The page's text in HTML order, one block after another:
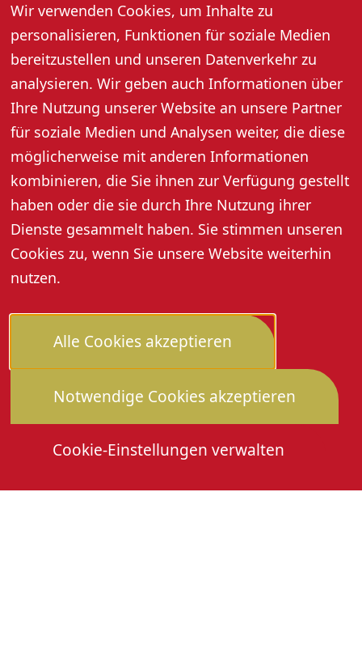
Wir verwenden Cookies, um Inhalte zu
personalisieren, Funktionen für soziale Medien
bereitzustellen und unseren Datenverkehr zu
analysieren. Wir geben auch Informationen über
Ihre Nutzung unserer Website an unsere Partner
für soziale Medien und Analysen weiter, die diese
möglicherweise mit anderen Informationen
kombinieren, die Sie ihnen zur Verfügung gestellt
haben oder die sie durch Ihre Nutzung ihrer
Dienste gesammelt haben. Sie stimmen unseren
Cookies zu, wenn Sie unsere Website weiterhin
nutzen.
Alle Cookies akzeptieren
Notwendige Cookies akzeptieren
Cookie-Einstellungen verwalten
Weinverkostung.
Inkl. 3er Weinprobe, Bauernbrot und Mineralwasser.
Bitte eine Matte mitbringen!
Teilnehmerzahl: mind. 8 Personen, max. 15 Personen
Preis pro Person: 30,- Euro
Anmeldung erforderlich: Tel. 07802 2387 oder Mobil
0173 9726783, info@wein-baehr.de
Die HeimattageDownloadsMitmachen